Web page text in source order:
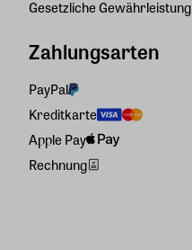
Gesetzliche Gewährleistung
Zahlungsarten
PayPal
Kreditkarte
Apple Pay
Rechnung